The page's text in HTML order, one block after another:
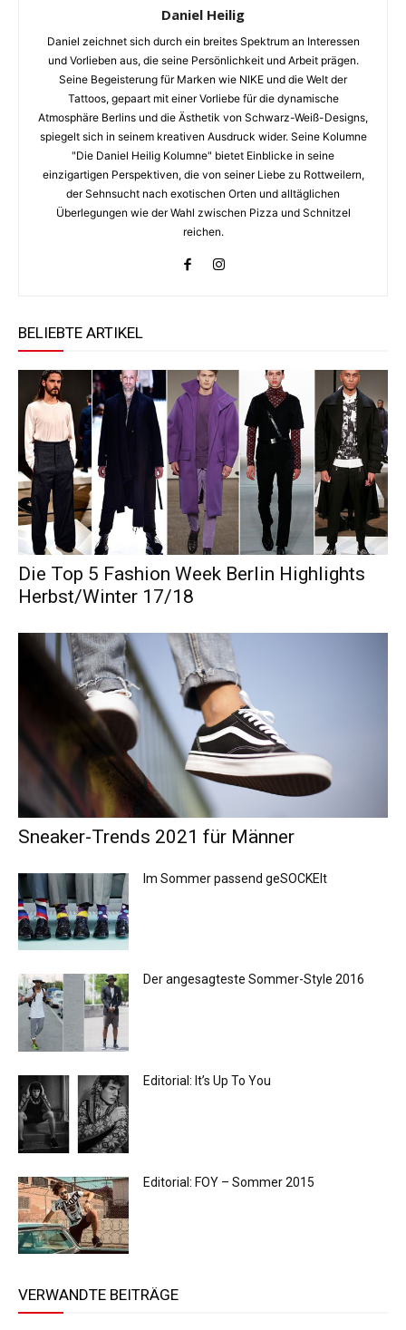
Daniel Heilig
Daniel zeichnet sich durch ein breites Spektrum an Interessen
und Vorlieben aus, die seine Persönlichkeit und Arbeit prägen.
Seine Begeisterung für Marken wie NIKE und die Welt der
Tattoos, gepaart mit einer Vorliebe für die dynamische
Atmosphäre Berlins und die Ästhetik von Schwarz-Weiß-Designs,
spiegelt sich in seinem kreativen Ausdruck wider. Seine Kolumne
"Die Daniel Heilig Kolumne" bietet Einblicke in seine
einzigartigen Perspektiven, die von seiner Liebe zu Rottweilern,
der Sehnsucht nach exotischen Orten und alltäglichen
Überlegungen wie der Wahl zwischen Pizza und Schnitzel
reichen.
BELIEBTE ARTIKEL
Die Top 5 Fashion Week Berlin Highlights
Herbst/Winter 17/18
Sneaker-Trends 2021 für Männer
Im Sommer passend geSOCKElt
Der angesagteste Sommer-Style 2016
Editorial: It’s Up To You
Editorial: FOY – Sommer 2015
VERWANDTE BEITRÄGE